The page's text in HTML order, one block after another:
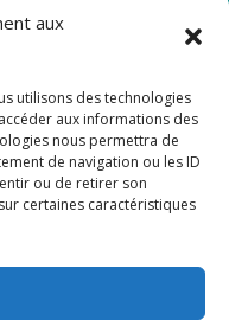
aux
utilisons des technologies
aux informations des
nous permettra de
de navigation ou les ID
ou de retirer son
certaines caractéristiques